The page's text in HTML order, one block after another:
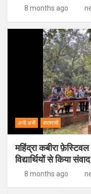
8 months ago
अभी अभी वाराणसी
महिंद्रा कबीरा
विद्यार्थियों से किया संवाद
8 months ago